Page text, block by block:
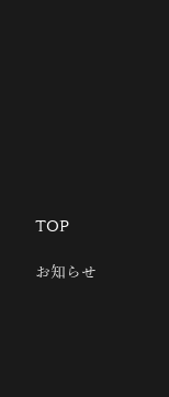
TOP
お知らせ